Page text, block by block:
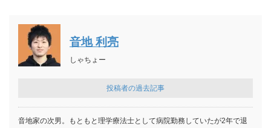
音地 利亮
しゃちょー
投稿者の過去記事
音地家の次男。もともと理学療法士として病院勤務していたが2年で退